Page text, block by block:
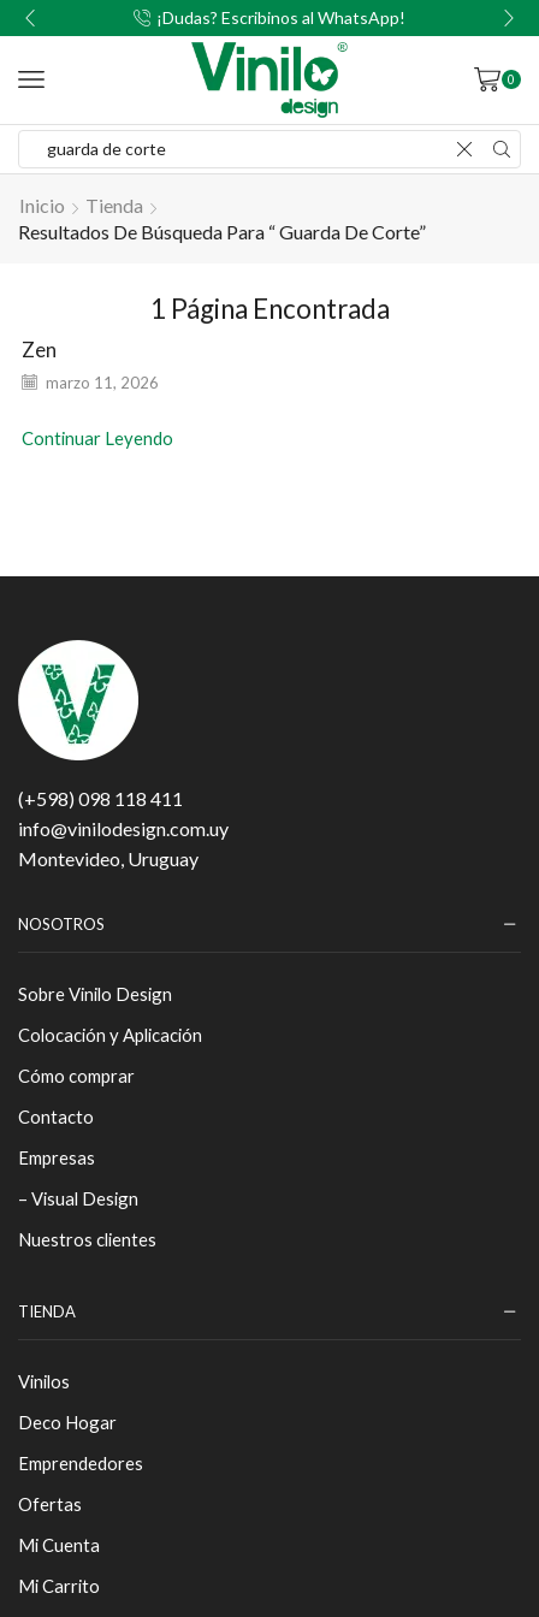
¡Dudas? Escribinos al WhatsApp!
0
Inicio
Tienda
Resultados De Búsqueda Para “ Guarda De Corte”
1 Página Encontrada
Zen
marzo 11, 2026
Continuar Leyendo
(+598) 098 118 411
info@vinilodesign.com.uy
Montevideo, Uruguay
NOSOTROS
Sobre Vinilo Design
Colocación y Aplicación
Cómo comprar
Contacto
Empresas
– Visual Design
Nuestros clientes
TIENDA
Vinilos
Deco Hogar
Emprendedores
Ofertas
Mi Cuenta
Mi Carrito